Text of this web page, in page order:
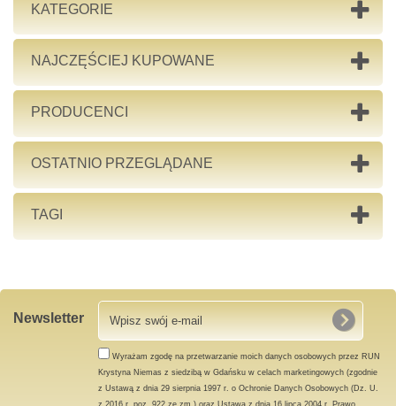
KATEGORIE
NAJCZĘŚCIEJ KUPOWANE
PRODUCENCI
OSTATNIO PRZEGLĄDANE
TAGI
Newsletter
Wyrażam zgodę na przetwarzanie moich danych osobowych przez RUN
Krystyna Niemas z siedzibą w Gdańsku w celach marketingowych (zgodnie
z Ustawą z dnia 29 sierpnia 1997 r. o Ochronie Danych Osobowych (Dz. U.
z 2016 r. poz. 922 ze zm.) oraz Ustawą z dnia 16 lipca 2004 r. Prawo